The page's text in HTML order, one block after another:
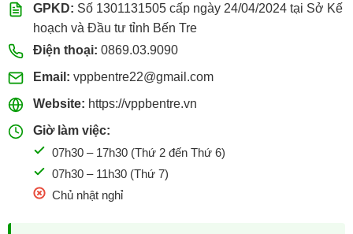
GPKD: Số 1301131505 cấp ngày 24/04/2024 tại Sở Kế
hoạch và Đầu tư tỉnh Bến Tre
Điện thoại: 0869.03.9090
Email: vppbentre22@gmail.com
Website: https://vppbentre.vn
Giờ làm việc:
07h30 – 17h30 (Thứ 2 đến Thứ 6)
07h30 – 11h30 (Thứ 7)
Chủ nhật nghỉ